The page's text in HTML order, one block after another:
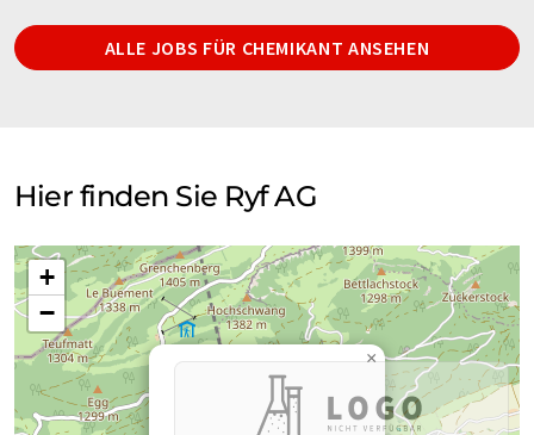
ALLE JOBS FÜR CHEMIKANT ANSEHEN
Hier finden Sie Ryf AG
×
+
−